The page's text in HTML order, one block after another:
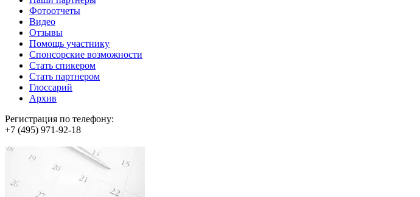
Фотоотчеты
Видео
Отзывы
Помощь участнику
Спонсорские возможности
Стать спикером
Стать партнером
Глоссарий
Архив
Регистрация по телефону:
+7 (495) 971-92-18